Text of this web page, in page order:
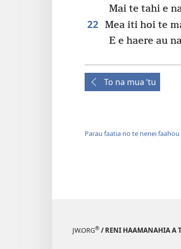
Mai te tahi e
22 Mea iti hoi te
E e haere au
To na mua ˈtu
Parau faatia no te nenei
JW.ORG® / RENI HAAMANAHIA A